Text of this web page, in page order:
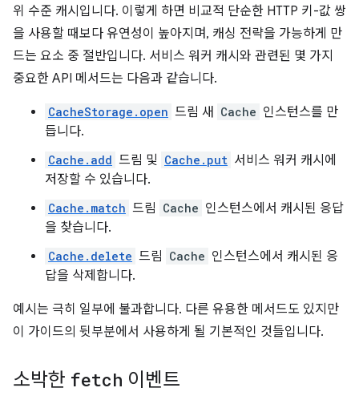
위 수준 캐시입니다. 이렇게 하면 비교적 단순한 HTTP 키-값 쌍
을 사용할 때보다 유연성이 높아지며, 캐싱 전략을 가능하게 만
드는 요소 중 절반입니다. 서비스 워커 캐시와 관련된 몇 가지
중요한 API 메서드는 다음과 같습니다.
CacheStorage.open 드림 새 Cache 인스턴스를 만
듭니다.
Cache.add 드림 및 Cache.put 서비스 워커 캐시에
저장할 수 있습니다.
Cache.match 드림 Cache 인스턴스에서 캐시된 응답
을 찾습니다.
Cache.delete 드림 Cache 인스턴스에서 캐시된 응
답을 삭제합니다.
예시는 극히 일부에 불과합니다. 다른 유용한 메서드도 있지만
이 가이드의 뒷부분에서 사용하게 될 기본적인 것들입니다.
소박한 fetch 이벤트